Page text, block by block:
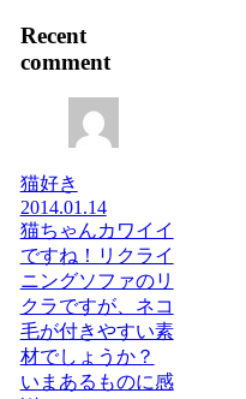
Recent
comment
猫好き
2014.01.14
猫ちゃんカワイイ
ですね！リクライ
ニングソファのリ
クラですが、ネコ
毛が付きやすい素
材でしょうか？
いまあるものに感